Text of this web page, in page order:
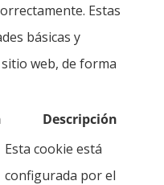
Estas
básicas y
web, de forma
Descripción
Esta cookie está
configurada por el